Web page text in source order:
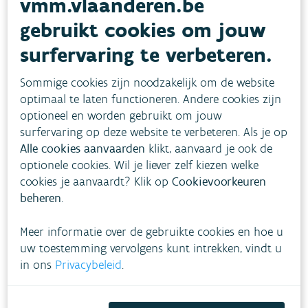
vmm.vlaanderen.be
gebruikt cookies om jouw
surfervaring te verbeteren.
Sommige cookies zijn noodzakelijk om de website
optimaal te laten functioneren. Andere cookies zijn
optioneel en worden gebruikt om jouw
surfervaring op deze website te verbeteren. Als je op
Alle cookies aanvaarden klikt, aanvaard je ook de
optionele cookies. Wil je liever zelf kiezen welke
cookies je aanvaardt? Klik opCookievoorkeuren
beheren.
Meer informatie over de gebruikte cookies en hoe u
uw toestemming vervolgens kunt intrekken, vindt u
in ons Privacybeleid.